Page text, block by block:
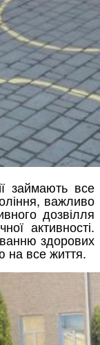
займають все
важливо
дозвілля
активності.
здорових
на все життя.